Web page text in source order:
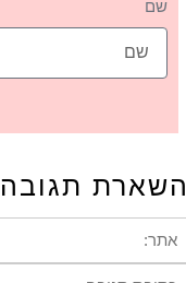
שם
השארת תגובה